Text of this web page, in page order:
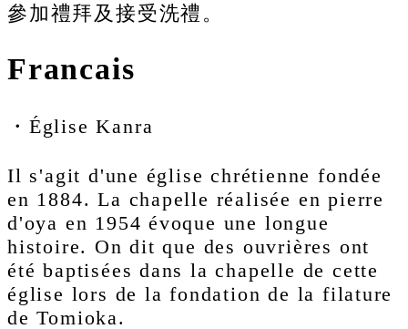
參加禮拜及接受洗禮。
Francais
・Église Kanra
Il s'agit d'une église chrétienne fondée
en 1884. La chapelle réalisée en pierre
d'oya en 1954 évoque une longue
histoire. On dit que des ouvrières ont
été baptisées dans la chapelle de cette
église lors de la fondation de la filature
de Tomioka.